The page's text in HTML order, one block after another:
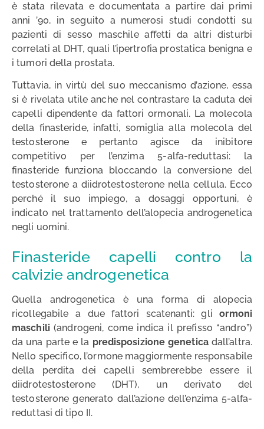
è stata rilevata e documentata a partire dai primi
anni ’90, in seguito a numerosi studi condotti su
pazienti di sesso maschile affetti da altri disturbi
correlati al DHT, quali l’ipertrofia prostatica benigna e
i tumori della prostata.
Tuttavia, in virtù del suo meccanismo d’azione, essa
si è rivelata utile anche nel contrastare la caduta dei
capelli dipendente da fattori ormonali. La molecola
della finasteride, infatti, somiglia alla molecola del
testosterone e pertanto agisce da inibitore
competitivo per l’enzima 5-alfa-reduttasi: la
finasteride funziona bloccando la conversione del
testosterone a diidrotestosterone nella cellula. Ecco
perché il suo impiego, a dosaggi opportuni, è
indicato nel trattamento dell’alopecia androgenetica
negli uomini.
Finasteride capelli contro la
calvizie androgenetica
Quella androgenetica è una forma di alopecia
ricollegabile a due fattori scatenanti: gliormoni
maschili (androgeni, come indica il prefisso “andro”)
da una parte e la predisposizione geneticadall’altra.
Nello specifico, l’ormone maggiormente responsabile
della perdita dei capelli sembrerebbe essere il
diidrotestosterone (DHT), un derivato del
testosterone generato dall’azione dell’enzima 5-alfa-
reduttasi di tipo II.